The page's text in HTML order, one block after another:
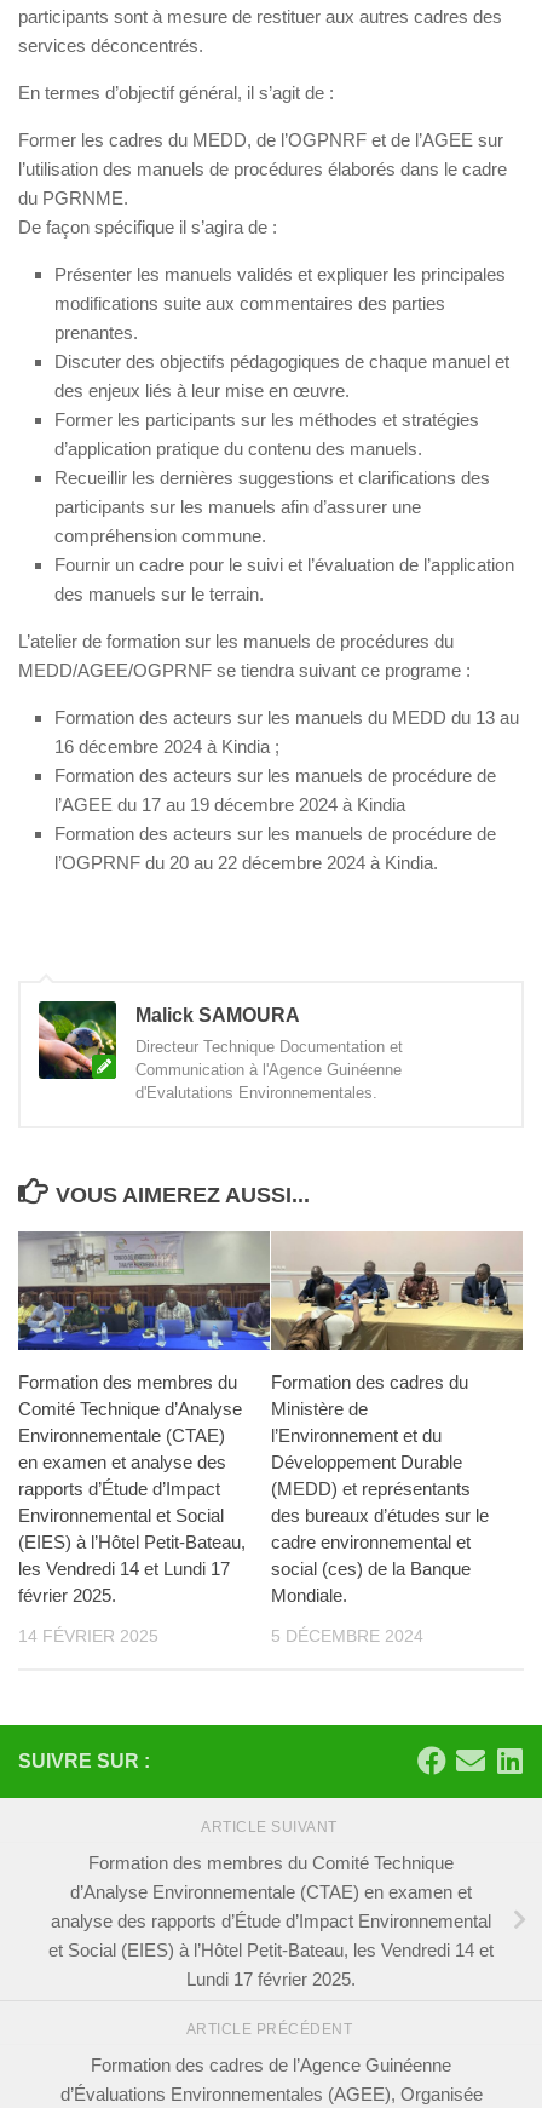
participants sont à mesure de restituer aux autres cadres des
services déconcentrés.
En termes d’objectif général, il s’agit de :
Former les cadres du MEDD, de l’OGPNRF et de l’AGEE sur
l’utilisation des manuels de procédures élaborés dans le cadre
du PGRNME.
De façon spécifique il s’agira de :
Présenter les manuels validés et expliquer les principales
modifications suite aux commentaires des parties
prenantes.
Discuter des objectifs pédagogiques de chaque manuel et
des enjeux liés à leur mise en œuvre.
Former les participants sur les méthodes et stratégies
d’application pratique du contenu des manuels.
Recueillir les dernières suggestions et clarifications des
participants sur les manuels afin d’assurer une
compréhension commune.
Fournir un cadre pour le suivi et l’évaluation de l’application
des manuels sur le terrain.
L’atelier de formation sur les manuels de procédures du
MEDD/AGEE/OGPRNF se tiendra suivant ce programe :
Formation des acteurs sur les manuels du MEDD du 13 au
16 décembre 2024 à Kindia ;
Formation des acteurs sur les manuels de procédure de
l’AGEE du 17 au 19 décembre 2024 à Kindia
Formation des acteurs sur les manuels de procédure de
l’OGPRNF du 20 au 22 décembre 2024 à Kindia.
Malick SAMOURA
Directeur Technique Documentation et
Communication à l'Agence Guinéenne
d'Evalutations Environnementales.
VOUS AIMEREZ AUSSI...
Formation des membres du
Comité Technique d’Analyse
Environnementale (CTAE)
en examen et analyse des
rapports d’Étude d’Impact
Environnemental et Social
(EIES) à l’Hôtel Petit-Bateau,
les Vendredi 14 et Lundi 17
février 2025.
14 FÉVRIER 2025
Formation des cadres du
Ministère de
l’Environnement et du
Développement Durable
(MEDD) et représentants
des bureaux d’études sur le
cadre environnemental et
social (ces) de la Banque
Mondiale.
5 DÉCEMBRE 2024
SUIVRE SUR :
ARTICLE SUIVANT
Formation des membres du Comité Technique
d’Analyse Environnementale (CTAE) en examen et
analyse des rapports d’Étude d’Impact Environnemental
et Social (EIES) à l’Hôtel Petit-Bateau, les Vendredi 14 et
Lundi 17 février 2025.
ARTICLE PRÉCÉDENT
Formation des cadres de l’Agence Guinéenne
d’Évaluations Environnementales (AGEE), Organisée